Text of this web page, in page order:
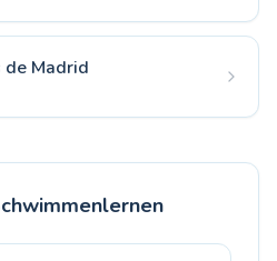
de Madrid